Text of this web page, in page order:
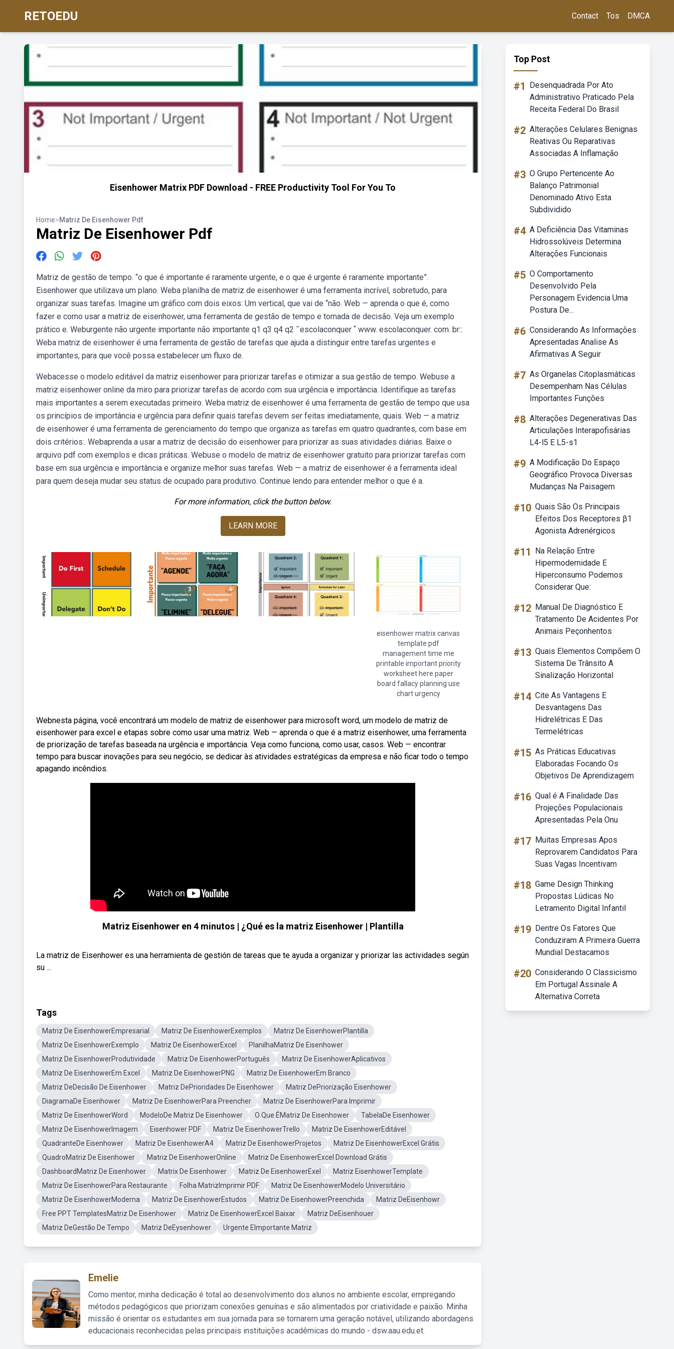
RETOEDU Contact Tos DMCA
Eisenhower Matrix PDF Download - FREE Productivity Tool For You To
Home>Matriz De Eisenhower Pdf
Matriz De Eisenhower Pdf
Matriz de gestão de tempo. “o que é importante é raramente urgente, e o que é urgente é raramente importante”.
Eisenhower que utilizava um plano. Weba planilha de matriz de eisenhower é uma ferramenta incrível, sobretudo, para
organizar suas tarefas. Imagine um gráfico com dois eixos: Um vertical, que vai de “não. Web — aprenda o que é, como
fazer e como usar a matriz de eisenhower, uma ferramenta de gestão de tempo e tomada de decisão. Veja um exemplo
prático e. Weburgente não urgente importante não importante q1 q3 q4 q2 ˜escolaconquer ˚ www. escolaconquer. com. br::
Weba matriz de eisenhower é uma ferramenta de gestão de tarefas que ajuda a distinguir entre tarefas urgentes e
importantes, para que você possa estabelecer um fluxo de.
Webacesse o modelo editável da matriz eisenhower para priorizar tarefas e otimizar a sua gestão de tempo. Webuse a
matriz eisenhower online da miro para priorizar tarefas de acordo com sua urgência e importância. Identifique as tarefas
mais importantes a serem executadas primeiro. Weba matriz de eisenhower é uma ferramenta de gestão de tempo que usa
os princípios de importância e urgência para definir quais tarefas devem ser feitas imediatamente, quais. Web — a matriz
de eisenhower é uma ferramenta de gerenciamento do tempo que organiza as tarefas em quatro quadrantes, com base em
dois critérios:. Webaprenda a usar a matriz de decisão do eisenhower para priorizar as suas atividades diárias. Baixe o
arquivo pdf com exemplos e dicas práticas. Webuse o modelo de matriz de eisenhower gratuito para priorizar tarefas com
base em sua urgência e importância e organize melhor suas tarefas. Web — a matriz de eisenhower é a ferramenta ideal
para quem deseja mudar seu status de ocupado para produtivo. Continue lendo para entender melhor o que é a.
For more information, click the button below.
LEARN MORE
eisenhower matrix canvas
template pdf
management time me
printable important priority
worksheet here paper
board fallacy planning use
chart urgency
Webnesta página, você encontrará um modelo de matriz de eisenhower para microsoft word, um modelo de matriz de
eisenhower para excel e etapas sobre como usar uma matriz. Web — aprenda o que é a matriz eisenhower, uma ferramenta
de priorização de tarefas baseada na urgência e importância. Veja como funciona, como usar, casos. Web — encontrar
tempo para buscar inovações para seu negócio, se dedicar às atividades estratégicas da empresa e não ficar todo o tempo
apagando incêndios.
Matriz Eisenhower en 4 minutos | ¿Qué es la matriz Eisenhower | Plantilla
La matriz de Eisenhower es una herramienta de gestión de tareas que te ayuda a organizar y priorizar las actividades según
su ...
Tags
Matriz De EisenhowerEmpresarial Matriz De EisenhowerExemplos
Matriz De EisenhowerPlantilla
Matriz De EisenhowerExemplo
Matriz De EisenhowerExcel
PlanilhaMatriz De Eisenhower
Matriz De EisenhowerProdutividade
Matriz De EisenhowerPortuguês
Matriz De EisenhowerAplicativos
Matriz De EisenhowerEm Excel
Matriz De EisenhowerPNG
Matriz De EisenhowerEm Branco
Matriz DeDecisão De Eisenhower
Matriz DePrioridades De Eisenhower
Matriz DePriorização Eisenhower
DiagramaDe Eisenhower
Matriz De EisenhowerPara Preencher
Matriz De EisenhowerPara Imprimir
Matriz De EisenhowerWord
ModeloDe Matriz De Eisenhower O Que ÉMatriz De Eisenhower
TabelaDe Eisenhower
Matriz De EisenhowerImagem
Eisenhower PDF Matriz De EisenhowerTrello
Matriz De EisenhowerEditável
QuadranteDe Eisenhower
Matriz De EisenhowerA4 Matriz De EisenhowerProjetos
Matriz De EisenhowerExcel Grátis
QuadroMatriz De Eisenhower
Matriz De EisenhowerOnline
Matriz De EisenhowerExcel Download Grátis
DashboardMatriz De Eisenhower
Matrix De Eisenhower Matriz De EisenhowerExel
Matriz EisenhowerTemplate
Matriz De EisenhowerPara Restaurante
Folha MatrizImprimir PDF
Matriz De EisenhowerModelo Universitário
Matriz De EisenhowerModerna
Matriz De EisenhowerEstudos Matriz De EisenhowerPreenchida
Matriz DeEisenhowr
Free PPT TemplatesMatriz De Eisenhower
Matriz De EisenhowerExcel Baixar
Matriz DeEisenhouer
Matriz DeGestão De Tempo
Matriz DeEysenhower Urgente EImportante Matriz
Emelie
Como mentor, minha dedicação é total ao desenvolvimento dos alunos no ambiente escolar, empregando
métodos pedagógicos que priorizam conexões genuínas e são alimentados por criatividade e paixão. Minha
missão é orientar os estudantes em sua jornada para se tornarem uma geração notável, utilizando abordagens
educacionais reconhecidas pelas principais instituições acadêmicas do mundo - dsw.aau.edu.et.
Top Post
#1
Desenquadrada Por Ato
Administrativo Praticado Pela
Receita Federal Do Brasil
#2 Alterações Celulares Benignas
Reativas Ou Reparativas
Associadas A Inflamação
#3 O Grupo Pertencente Ao
Balanço Patrimonial
Denominado Ativo Esta
Subdividido
#4 A Deficiência Das Vitaminas
Hidrossolúveis Determina
Alterações Funcionais
#5 O Comportamento
Desenvolvido Pela
Personagem Evidencia Uma
Postura De...
#6 Considerando As Informações
Apresentadas Analise As
Afirmativas A Seguir
#7 As Organelas Citoplasmáticas
Desempenham Nas Células
Importantes Funções
#8 Alterações Degenerativas Das
Articulações Interapofisárias
L4-l5 E L5-s1
#9 A Modificação Do Espaço
Geográfico Provoca Diversas
Mudanças Na Paisagem
#10 Quais São Os Principais
Efeitos Dos Receptores β1
Agonista Adrenérgicos
#11
Na Relação Entre
Hipermodernidade E
Hiperconsumo Podemos
Considerar Que:
#12 Manual De Diagnóstico E
Tratamento De Acidentes Por
Animais Peçonhentos
#13 Quais Elementos Compõem O
Sistema De Trânsito A
Sinalização Horizontal
#14 Cite As Vantagens E
Desvantagens Das
Hidrelétricas E Das
Termelétricas
#15 As Práticas Educativas
Elaboradas Focando Os
Objetivos De Aprendizagem
#16 Qual é A Finalidade Das
Projeções Populacionais
Apresentadas Pela Onu
#17 Muitas Empresas Apos
Reprovarem Candidatos Para
Suas Vagas Incentivam
#18 Game Design Thinking
Propostas Lúdicas No
Letramento Digital Infantil
#19 Dentre Os Fatores Que
Conduziram A Primeira Guerra
Mundial Destacamos
#20 Considerando O Classicismo
Em Portugal Assinale A
Alternativa Correta